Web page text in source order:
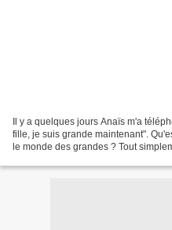
Il y a quelques jours Anaïs m'a
fille, je suis grande maintenant".
le monde des grandes ? Tout